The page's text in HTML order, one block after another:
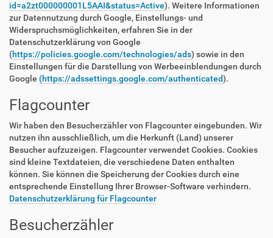
id=a2zt000000001L5AAI&status=Active). Weitere Informationen
zur Datennutzung durch Google, Einstellungs- und
Widerspruchsmöglichkeiten, erfahren Sie in der
Datenschutzerklärung von Google
(https://policies.google.com/technologies/ads) sowie in den
Einstellungen für die Darstellung von Werbeeinblendungen durch
Google (https://adssettings.google.com/authenticated).
Flagcounter
Wir haben den Besucherzähler von Flagcounter eingebunden. Wir
nutzen ihn ausschließlich, um die Herkunft (Land) unserer
Besucher aufzuzeigen. Flagcounter verwendet Cookies. Cookies
sind kleine Textdateien, die verschiedene Daten enthalten
können. Sie können die Speicherung der Cookies durch eine
entsprechende Einstellung Ihrer Browser-Software verhindern.
Datenschutzerklärung für Flagcounter
Besucherzähler